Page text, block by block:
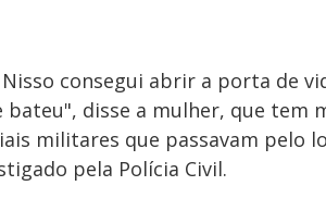
consegui abrir a porta de
bateu", disse a mulher, que tem
militares que passavam pelo
pela Polícia Civil.